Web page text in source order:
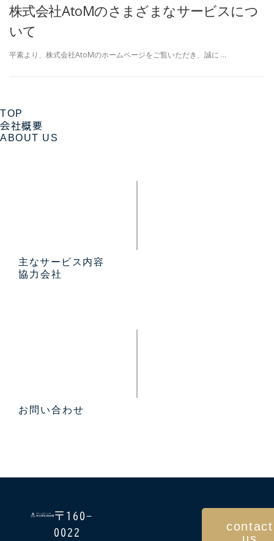
株式会社AtoMのさまざまなサービスにつ
いて
平素より、株式会社AtoMのホームページをご覧いただき、誠に …
TOP
会社概要
ABOUT US
主なサービス内容
協力会社
お問い合わせ
〒160-
0022
contact